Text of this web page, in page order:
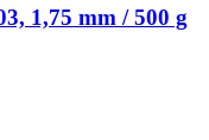
1,75 mm / 500 g